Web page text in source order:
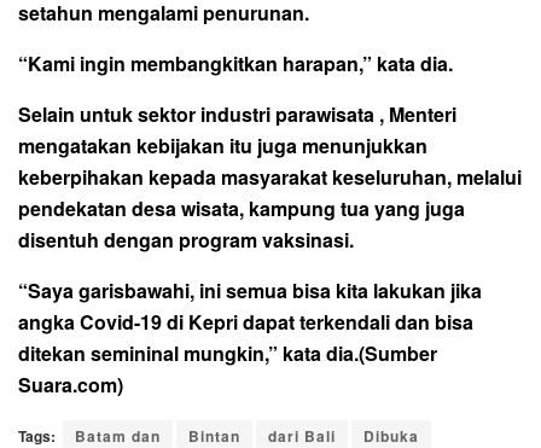
setahun mengalami penurunan.
“Kami ingin membangkitkan harapan,” kata dia.
Selain untuk sektor industri parawisata , Menteri
mengatakan kebijakan itu juga menunjukkan
keberpihakan kepada masyarakat keseluruhan, melalui
pendekatan desa wisata, kampung tua yang juga
disentuh dengan program vaksinasi.
“Saya garisbawahi, ini semua bisa kita lakukan jika
angka Covid-19 di Kepri dapat terkendali dan bisa
ditekan semininal mungkin,” kata dia.(Sumber
Suara.com)
Tags: Batam dan Bintan dari Bali
Dibuka